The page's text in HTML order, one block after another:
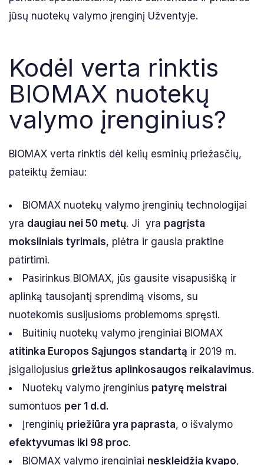
jūsų nuotekų valymo įrenginį Užventyje.
Kodėl verta rinktis
BIOMAX nuotekų
valymo įrenginius?
BIOMAX verta rinktis dėl kelių esminių priežasčių,
pateiktų žemiau:
BIOMAX nuotekų valymo įrenginių technologijai
yra daugiau nei 50 metų. Ji yra pagrįsta
moksliniais tyrimais, plėtra ir gausia praktine
patirtimi.
Pasirinkus BIOMAX, jūs gausite visapusišką ir
aplinką tausojantį sprendimą visoms, su
nuotekomis susijusioms problemoms spręsti.
Buitinių nuotekų valymo įrenginiai BIOMAX
atitinka Europos Sąjungos standartą ir 2019 m.
įsigaliojusius griežtus aplinkosaugos reikalavimus.
Nuotekų valymo įrenginius patyrę meistrai
sumontuos per 1 d.d.
Įrenginių priežiūra yra paprasta, o išvalymo
efektyvumas iki 98 proc.
BIOMAX valymo įrenginiai neskleidžia kvapo,